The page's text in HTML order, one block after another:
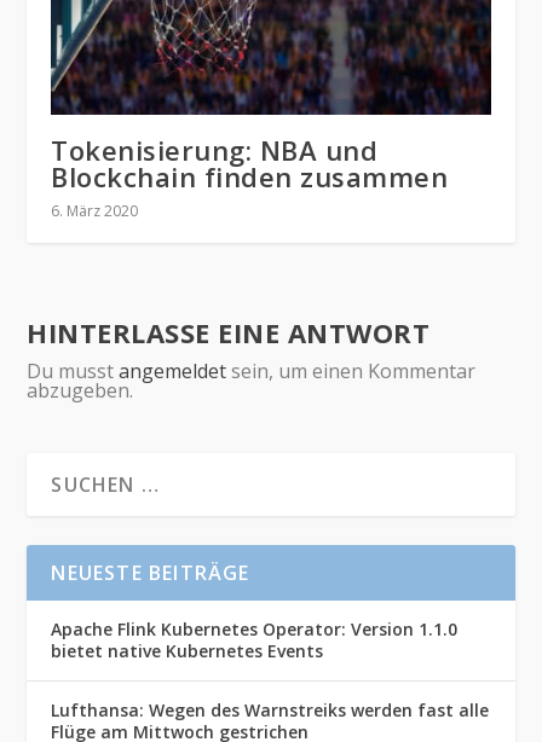
Tokenisierung: NBA und
Blockchain finden zusammen
6. März 2020
HINTERLASSE EINE ANTWORT
Du musstangemeldetsein, um einen Kommentar
abzugeben.
NEUESTE BEITRÄGE
Apache Flink Kubernetes Operator: Version 1.1.0
bietet native Kubernetes Events
Lufthansa: Wegen des Warnstreiks werden fast alle
Flüge am Mittwoch gestrichen